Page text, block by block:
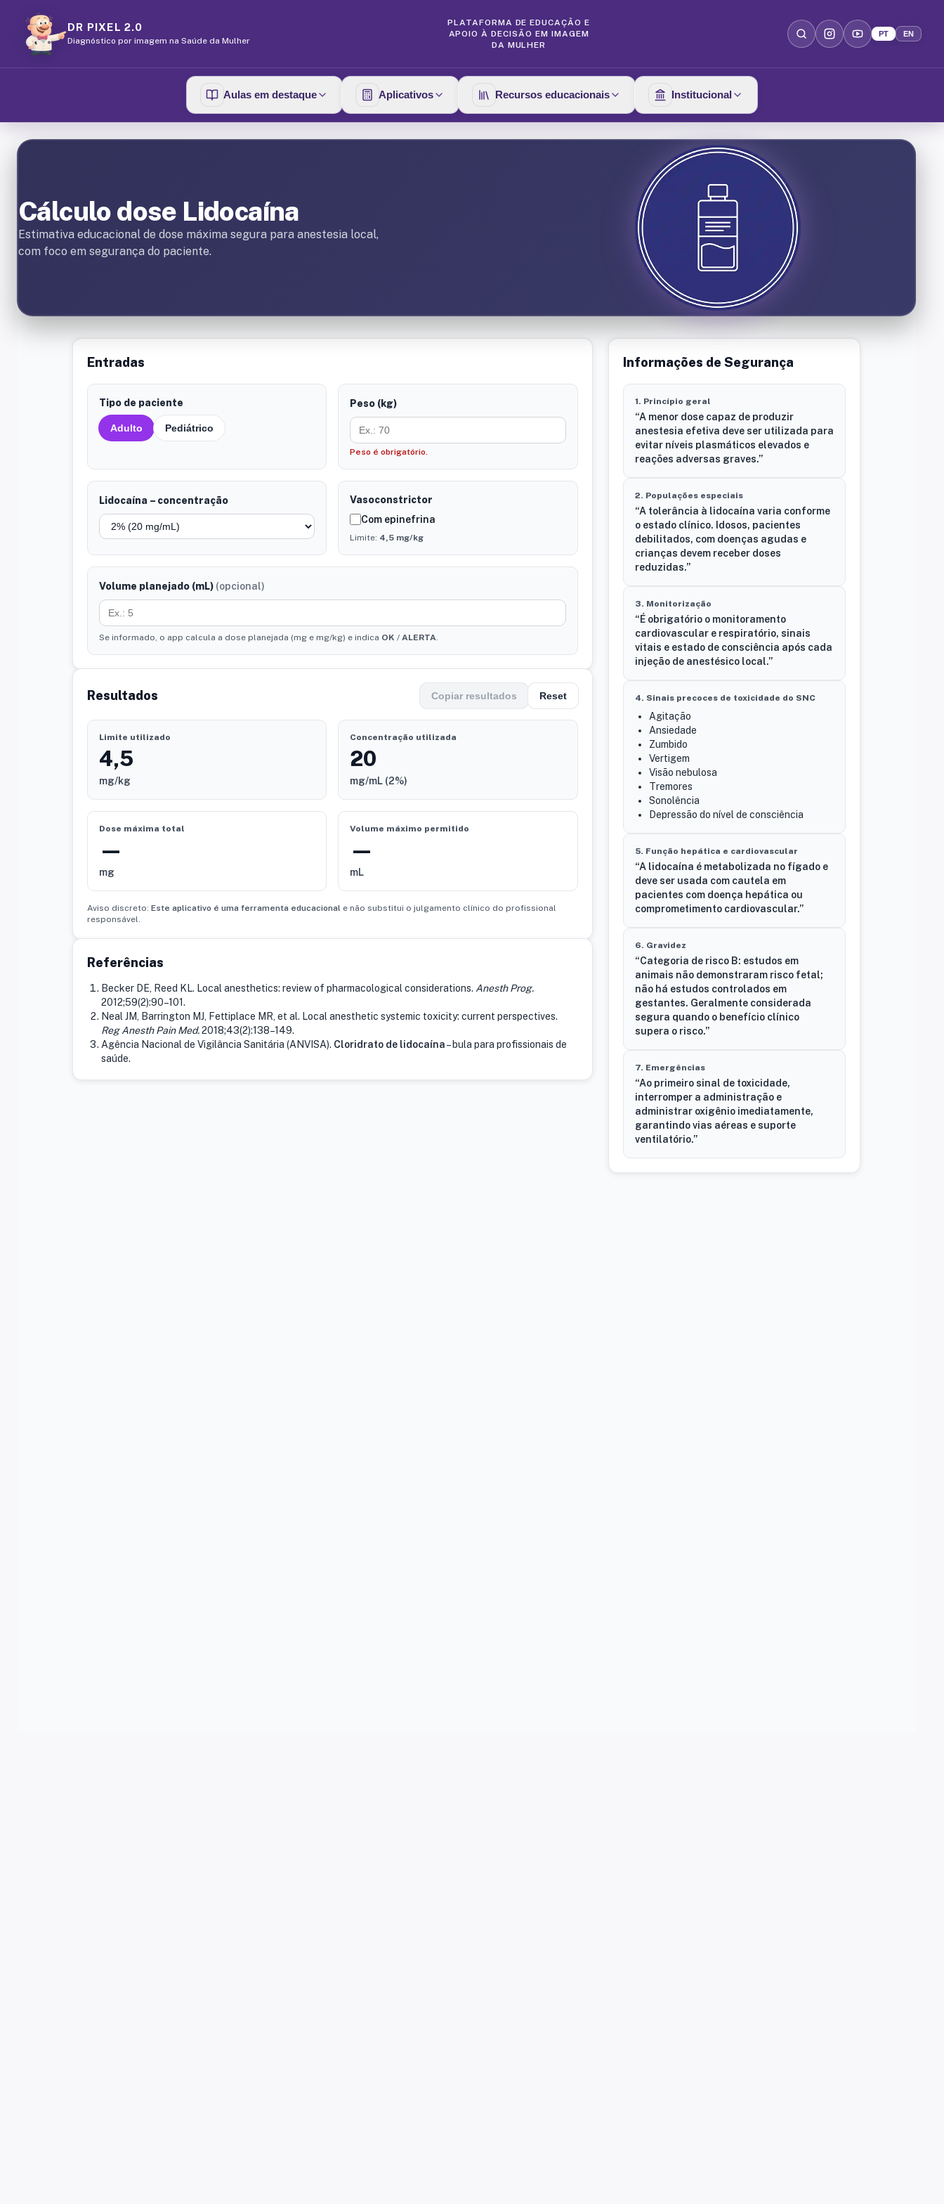
DR PIXEL 2.0
Diagnóstico por imagem na Saúde da Mulher
PLATAFORMA DE EDUCAÇÃO E
APOIO À DECISÃO EM IMAGEM
DA MULHER
PT EN
Aulas em destaque Aplicativos Recursos educacionais Institucional
Cálculo dose Lidocaína
Estimativa educacional de dose máxima segura para anestesia local,
com foco em segurança do paciente.
Entradas
Tipo de paciente
Adulto Pediátrico
Peso (kg)
Peso é obrigatório.
Lidocaína – concentração
Vasoconstrictor
Com epinefrina
Limite: 4,5 mg/kg
Volume planejado (mL) (opcional)
Se informado, o app calcula a dose planejada (mg e mg/kg) e indica OK / ALERTA.
Resultados Copiar resultados Reset
Limite utilizado
4,5
mg/kg
Concentração utilizada
20
mg/mL (2%)
Dose máxima total
—
mg
Volume máximo permitido
—
mL
Aviso discreto: Este aplicativo é uma ferramenta educacional e não substitui o julgamento clínico do profissional
responsável.
Referências
Becker DE, Reed KL. Local anesthetics: review of pharmacological considerations. Anesth Prog.
2012;59(2):90–101.
Neal JM, Barrington MJ, Fettiplace MR, et al. Local anesthetic systemic toxicity: current perspectives.
Reg Anesth Pain Med.2018;43(2):138–149.
Agência Nacional de Vigilância Sanitária (ANVISA). Cloridrato de lidocaína– bula para profissionais de
saúde.
Informações de Segurança
1. Princípio geral
“A menor dose capaz de produzir
anestesia efetiva deve ser utilizada para
evitar níveis plasmáticos elevados e
reações adversas graves.”
2. Populações especiais
“A tolerância à lidocaína varia conforme
o estado clínico. Idosos, pacientes
debilitados, com doenças agudas e
crianças devem receber doses
reduzidas.”
3. Monitorização
“É obrigatório o monitoramento
cardiovascular e respiratório, sinais
vitais e estado de consciência após cada
injeção de anestésico local.”
4. Sinais precoces de toxicidade do SNC
Agitação
Ansiedade
Zumbido
Vertigem
Visão nebulosa
Tremores
Sonolência
Depressão do nível de consciência
5. Função hepática e cardiovascular
“A lidocaína é metabolizada no fígado e
deve ser usada com cautela em
pacientes com doença hepática ou
comprometimento cardiovascular.”
6. Gravidez
“Categoria de risco B: estudos em
animais não demonstraram risco fetal;
não há estudos controlados em
gestantes. Geralmente considerada
segura quando o benefício clínico
supera o risco.”
7. Emergências
“Ao primeiro sinal de toxicidade,
interromper a administração e
administrar oxigênio imediatamente,
garantindo vias aéreas e suporte
ventilatório.”